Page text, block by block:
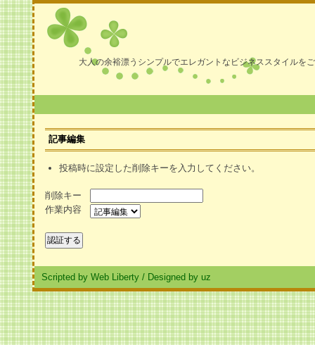
大人の余裕漂うシンプルでエレガントなビジネススタイルを
記事編集
投稿時に設定した削除キーを入力してください。
削除キー
作業内容
Scripted by Web Liberty / Designed by uz